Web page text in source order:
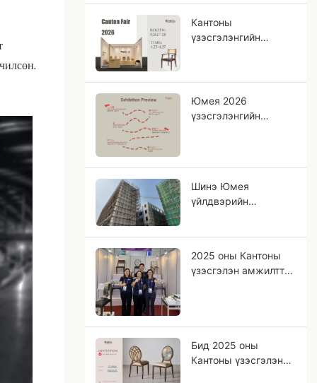
Кантоны
үзэсгэлэнгийн
Юмея 2026
үзэсгэлэнгийн
Шинэ Юмея
үйлдвэрийн
2025 оны Кантоны
үзэсгэлэн амжилттай
Бид 2025 оны
Кантоны үзэсгэлэнд